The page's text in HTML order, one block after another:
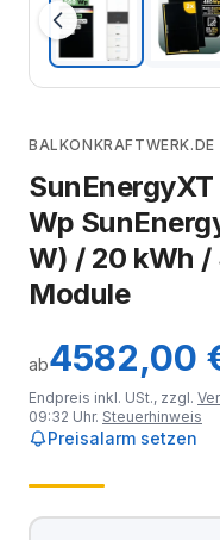
BALKONKRAFTWERK.DE
Wp
W) / 20 kWh
Module
ab4582,00
Endpreis inkl. USt., zzgl.
09:32 Uhr. Steuerhinweis
Preisalarm setzen